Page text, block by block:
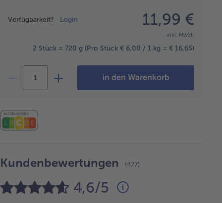
Verfügbarkeit? Login 11,99 €
inkl. MwSt.
2 Stück = 720 g (Pro Stück € 6,00 / 1 kg = € 16,65)
in den Warenkorb
Kundenbewertungen (477)
4,6/5